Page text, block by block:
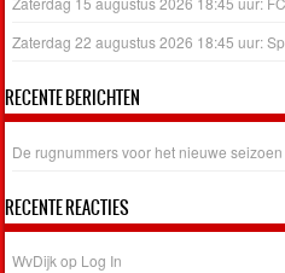
Zaterdag 22 augustus 2026 18:45 uur:
RECENTE BERICHTEN
De rugnummers voor het nieuwe seizoen
RECENTE REACTIES
WvDijk op Log In